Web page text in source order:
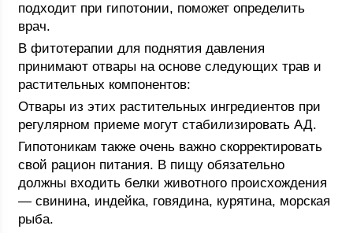
подходит при гипотонии, поможет определить
врач.
В фитотерапии для поднятия давления
принимают отвары на основе следующих трав и
растительных компонентов:
Отвары из этих растительных ингредиентов при
регулярном приеме могут стабилизировать АД.
Гипотоникам также очень важно скорректировать
свой рацион питания. В пищу обязательно
должны входить белки животного происхождения
— свинина, индейка, говядина, курятина, морская
рыба.